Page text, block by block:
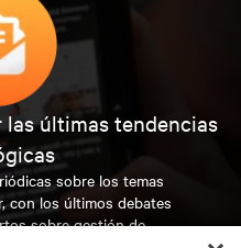
últimas tendencias
sobre los temas
con los últimos debates
sobre gestión de